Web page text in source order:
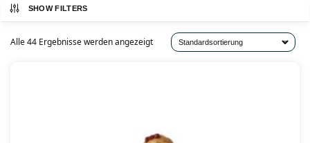
SHOW FILTERS
Alle 44 Ergebnisse werden angezeigt